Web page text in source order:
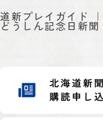
道新プレイガイド
どうしん記念日新聞